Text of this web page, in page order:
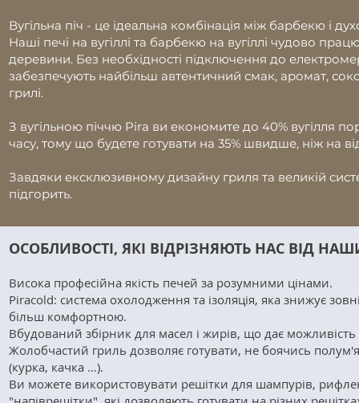
Вугільна піч - це ідеальна комбінація між барбекю і
Наші печі на вугіллі та барбекю на вугіллі чудово
деревини. Без необхідності підключення до
забезпечують найбільш автентичний смак, аромат,
грилі.
З вугільною піччю Pira ви економите до 40% вугілля
часу, тому що будете готувати на 35% швидше, ніж на
Завдяки ексклюзивному дизайну гриля та великій
підгорить.
ОСОБЛИВОСТІ, ЯКІ ВІДРІЗНЯЮТЬ НАС ВІД
Висока професійна якість печей за розумними цінами.
Piracold: система охолодження та ізоляція, яка знижує
більш комфортною.
Вбудований збірник для масел і жирів, що дає
Жолобчастий гриль дозволяє готувати, не боячись полум'я
(курка, качка ...).
Ви можете використовувати решітки для шампурів,